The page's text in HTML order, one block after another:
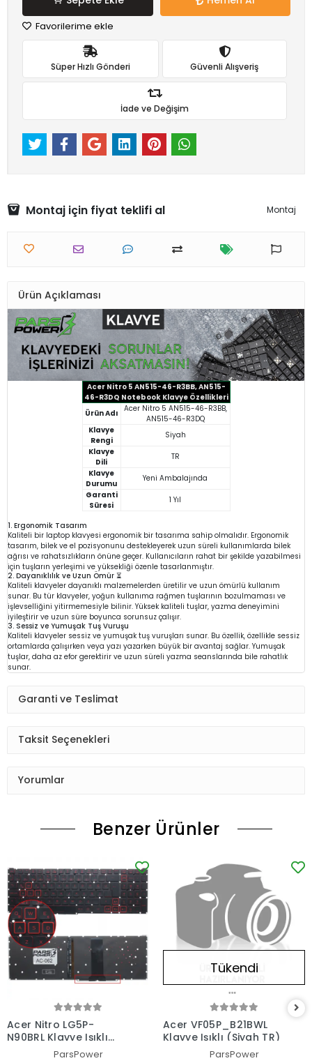
Favorilerime ekle
Süper Hızlı Gönderi Güvenli Alışveriş
İade ve Değişim
Montaj için fiyat teklifi al Montaj
Ürün Açıklaması
Acer Nitro 5 AN515-46-R3BB, AN515-
46-R3DQ Notebook Klavye Özellikleri
Ürün Adı Acer Nitro 5 AN515-46-R3BB,
AN515-46-R3DQ
Klavye
Rengi
Siyah
Klavye
Dili
TR
Klavye
Durumu
Yeni Ambalajında
Garanti
Süresi
1 Yıl
1. Ergonomik Tasarım
Kaliteli bir laptop klavyesi ergonomik bir tasarıma sahip olmalıdır. Ergonomik
tasarım, bilek ve el pozisyonunu destekleyerek uzun süreli kullanımlarda bilek
ağrısı ve rahatsızlıkların önüne geçer. Kullanıcıların rahat bir şekilde yazabilmesi
için tuşların yerleşimi ve yüksekliği özenle tasarlanmıştır.
2. Dayanıklılık ve Uzun Ömür ⏳
Kaliteli klavyeler dayanıklı malzemelerden üretilir ve uzun ömürlü kullanım
sunar. Bu tür klavyeler, yoğun kullanıma rağmen tuşlarının bozulmaması ve
işlevselliğini yitirmemesiyle bilinir. Yüksek kaliteli tuşlar, yazma deneyimini
iyileştirir ve uzun süre boyunca sorunsuz çalışır.
3. Sessiz ve Yumuşak Tuş Vuruşu
Kaliteli klavyeler sessiz ve yumuşak tuş vuruşları sunar. Bu özellik, özellikle sessiz
ortamlarda çalışırken veya yazı yazarken büyük bir avantaj sağlar. Yumuşak
tuşlar, daha az efor gerektirir ve uzun süreli yazma seanslarında bile rahatlık
sunar.
Garanti ve Teslimat
Taksit Seçenekleri
Yorumlar
Benzer Ürünler
Acer Nitro LG5P-
N90BRL Klavye Işıklı
(Siyah TR)ParsPower
Tükendi
Acer VF05P_B21BWL
Klavye Işıklı (Siyah TR)
ParsPower